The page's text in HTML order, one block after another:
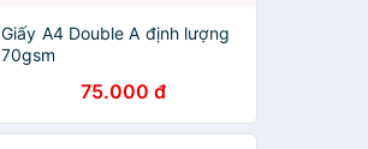
Giấy A4 Double A định lượng
70gsm
75.000 đ